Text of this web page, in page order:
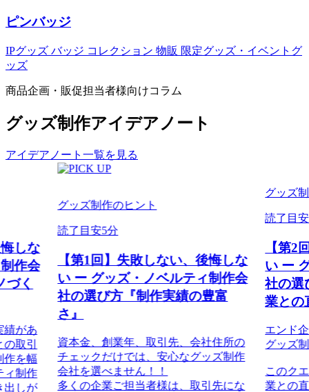
ピンバッジ
IPグッズ バッジ コレクション 物販 限定グッズ・イベントグ
ッズ
商品企画・販促担当者様向けコラム
グッズ制作アイデアノート
アイデアノート一覧を見る
しな
作会
づく
績があ
取引
作を幅
ィ制作
出しが
グッズ制作のヒント
読了目安5分
【第1回】失敗しない、後悔しな
い ー グッズ・ノベルティ制作会
社の選び方『制作実績の豊富
さ』
資本金、創業年、取引先、会社住所の
チェックだけでは、安心なグッズ制作
会社を選べません！！
多くの企業ご担当者様は、取引先にな
グッズ
読了目
【第2
い ー
社の選
業との
エンド
グッズ
このク
業との